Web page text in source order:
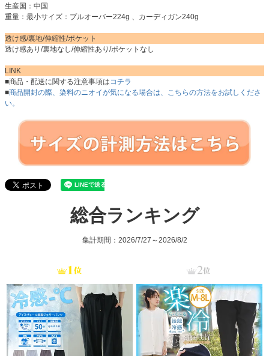
生産国：中国
重量：最小サイズ：プルオーバー224g 、カーディガン240g
透け感/裏地/伸縮性/ポケット
透け感あり/裏地なし/伸縮性あり/ポケットなし
LINK
■商品・配送に関する注意事項はコチラ
■商品開封の際、染料のニオイが気になる場合は、こちらの方法をお試しくださ
い。
総合ランキング
集計期間：2026/7/27～2026/8/2